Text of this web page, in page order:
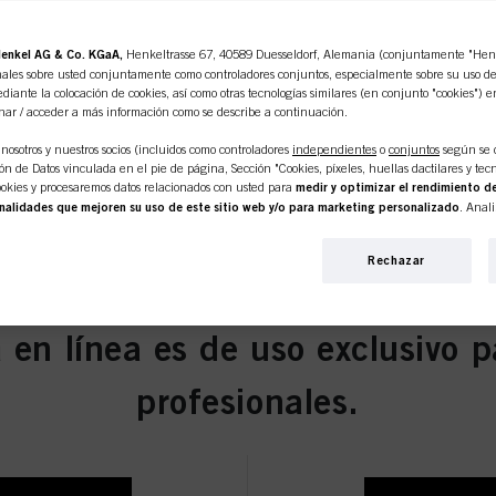
línea es de uso exclusivo
profesionales.
AG & Co. KGaA, Henkeltrasse 67, 40589 Duesseldorf, Alemania (conjuntamente
sobre usted conjuntamente como controladores conjuntos, especialmente sobre su uso
la colocación de cookies, así como otras tecnologías similares (en conjunto "cookies")
/ acceder a más información como se describe a continuación.
y nuestros socios (incluidos como controladores independientes o conjuntos según se
de Datos vinculada en el pie de página, Sección "Cookies, píxeles, huellas dactilares y
y procesaremos datos relacionados con usted para medir y optimizar el rendimiento
que mejoren su uso de este sitio web y/o para marketing personalizado .
sobre usted que podrán enriquecerse con datos obtenidos de terceros y otros sitios
sobre el tratamiento de sus datos en nuestra Declaración de Protección de Datos
las cookies en nuestro sitio web en "Configuración de cookies" vinculado en el pie
a las cookies utilizadas en este sitio web, especialmente su período de
Rechazar